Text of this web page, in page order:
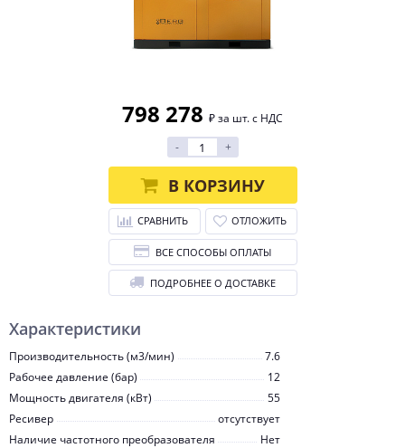
Характеристики
Производительность (м3/мин)
7.6
Рабочее давление (бар)
12
Мощность двигателя (кВт)
55
Ресивер
отсутствует
Наличие частотного преобразователя
Нет
798 278 ₽ за шт. с НДС
-
+
В КОРЗИНУ
СРАВНИТЬ ОТЛОЖИТЬ
ВСЕ СПОСОБЫ ОПЛАТЫ
ПОДРОБНЕЕ О ДОСТАВКЕ